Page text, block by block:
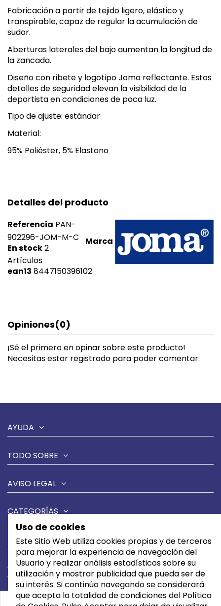
Fabricación a partir de tejido ligero, elástico y
transpirable, capaz de regular la acumulación de
sudor.
Aberturas laterales del bajo aumentan la longitud de
la zancada.
Diseño con ribete y logotipo Joma reflectante. Estos
detalles de seguridad elevan la visibilidad de la
deportista en condiciones de poca luz.
Tipo de ajuste: estándar
Material:
95% Poliéster, 5% Elastano
Detalles del producto
Marca
Referencia PAN-
902296-JOM-M-C
En stock2
Artículos
ean13 8447150396102
Opiniones(0)
¡Sé el primero en opinar sobre este producto!
Necesitas estar registrado para poder comentar.
AYUDA
TODO SOBRE
AVISO LEGAL
CATEGORÍAS
MARCAS
CONTÁCTANOS
Uso de cookies
Este Sitio Web utiliza cookies propias y de terceros
para mejorar la experiencia de navegación del
Usuario y realizar análisis estadísticos sobre su
utilización y mostrar publicidad que pueda ser de
su interés. Si continúa navegando se considerará
que acepta la totalidad de condiciones del Política